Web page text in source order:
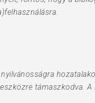
támaszkodva.